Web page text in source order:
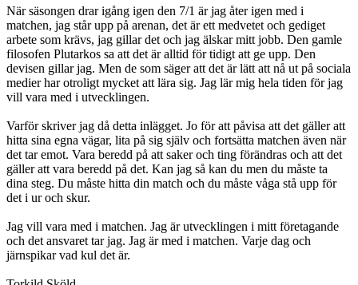
När säsongen drar igång igen den 7/1 är jag åter igen med i
matchen, jag står upp på arenan, det är ett medvetet och gediget
arbete som krävs, jag gillar det och jag älskar mitt jobb. Den gamle
filosofen Plutarkos sa att det är alltid för tidigt att ge upp. Den
devisen gillar jag. Men de som säger att det är lätt att nå ut på sociala
medier har otroligt mycket att lära sig. Jag lär mig hela tiden för jag
vill vara med i utvecklingen.
Varför skriver jag då detta inlägget. Jo för att påvisa att det gäller att
hitta sina egna vägar, lita på sig själv och fortsätta matchen även när
det tar emot. Vara beredd på att saker och ting förändras och att det
gäller att vara beredd på det. Kan jag så kan du men du måste ta
dina steg. Du måste hitta din match och du måste våga stå upp för
det i ur och skur.
Jag vill vara med i matchen. Jag är utvecklingen i mitt företagande
och det ansvaret tar jag. Jag är med i matchen. Varje dag och
järnspikar vad kul det är.